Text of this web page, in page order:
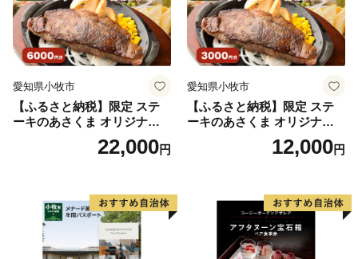
愛知県小牧市
【ふるさと納税】限定 ステ
ーキのあさくま オリジナル
お食事券 6000円 お好きなメ
ニュー 好きなだけ コーンス
県 小牧店 小牧市 チケット 送
料無料
22,000円
愛知県小牧市
【ふるさと納税】限定 ステ
ーキのあさくま オリジナル
お食事券 3000円 お好きなメ
ニュー 好きなだけ コーンス
県 小牧店 小牧市 チケット 送
12,000円